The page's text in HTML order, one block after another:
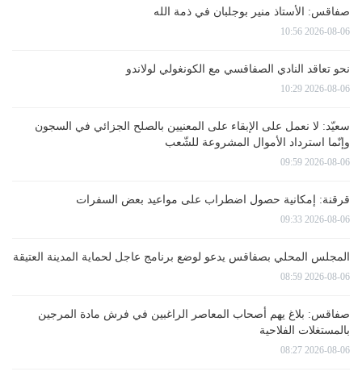
صفاقس: الأستاذ منير بوجلبان في ذمة الله
2026-08-06 10:56
نحو تعاقد النادي الصفاقسي مع الكونغولي لولاندو
2026-08-06 10:29
سعيّد: لا نعمل على الإبقاء على المعنيين بالصلح الجزائي في السجون
وإنّما استرداد الأموال المشروعة للشّعب
2026-08-06 09:59
قرقنة: إمكانية حصول اضطراب على مواعيد بعض السفرات
2026-08-06 09:33
المجلس المحلي بصفاقس يدعو لوضع برنامج عاجل لحماية المدينة العتيقة
2026-08-06 08:59
صفاقس: بلاغ يهم أصحاب المعاصر الراغبين في فرش مادة المرجين
بالمستغلات الفلاحية
2026-08-06 08:27